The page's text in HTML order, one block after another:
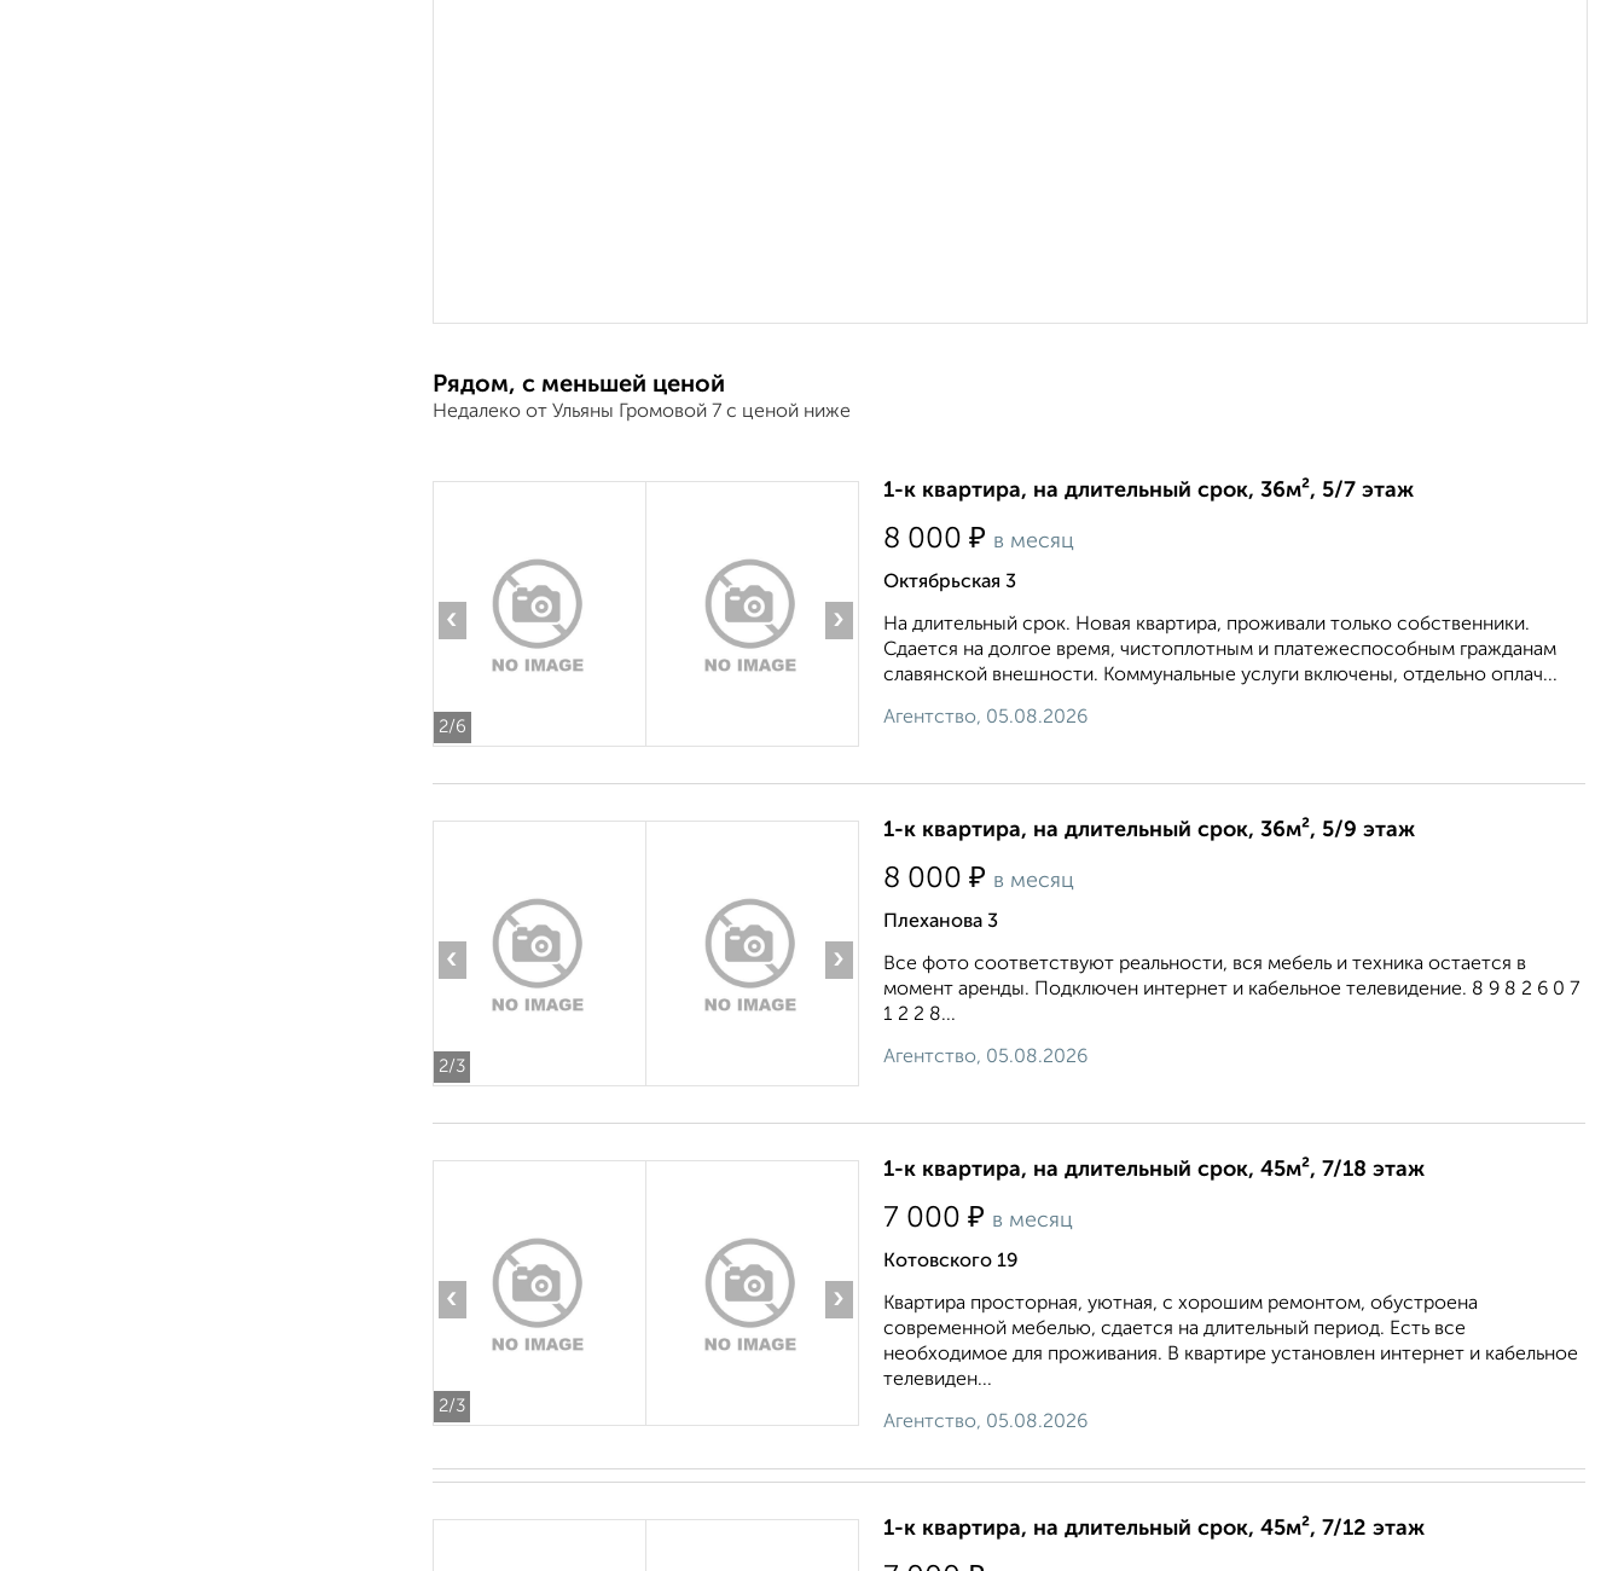
Рядом, с меньшей ценой
Недалеко от Ульяны Громовой 7 с ценой ниже
2/6
‹ ›
1-к квартира, на длительный срок, 36м², 5/7 этаж
8 000 ₽ в месяц
Октябрьская 3
На длительный срок. Новая квартира, проживали только собственники.
Сдается на долгое время, чистоплотным и платежеспособным гражданам
славянской внешности. Коммунальные услуги включены, отдельно оплач...
Агентство, 05.08.2026
2/3
‹ ›
1-к квартира, на длительный срок, 36м², 5/9 этаж
8 000 ₽ в месяц
Плеханова 3
Все фото соответствуют реальности, вся мебель и техника остается в
момент аренды. Подключен интернет и кабельное телевидение. 8 9 8 2 6 0 7
1 2 2 8...
Агентство, 05.08.2026
2/3
‹ ›
1-к квартира, на длительный срок, 45м², 7/18 этаж
7 000 ₽ в месяц
Котовского 19
Квартира просторная, уютная, с хорошим ремонтом, обустроена
современной мебелью, сдается на длительный период. Есть все
необходимое для проживания. В квартире установлен интернет и кабельное
телевиден...
Агентство, 05.08.2026
1-к квартира, на длительный срок, 45м², 7/12 этаж